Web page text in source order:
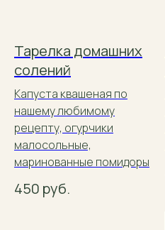
Тарелка домашних
солений
Капуста квашеная по
нашему любимому
рецепту, огурчики
малосольные,
маринованные помидоры
450 руб.